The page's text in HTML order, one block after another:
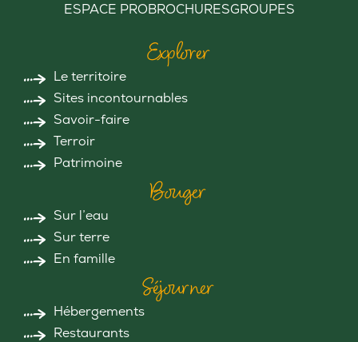
ESPACE PROBROCHURESGROUPES
Explorer
Le territoire
Sites incontournables
Savoir-faire
Terroir
Patrimoine
Bouger
Sur l’eau
Sur terre
En famille
Séjourner
Hébergements
Restaurants